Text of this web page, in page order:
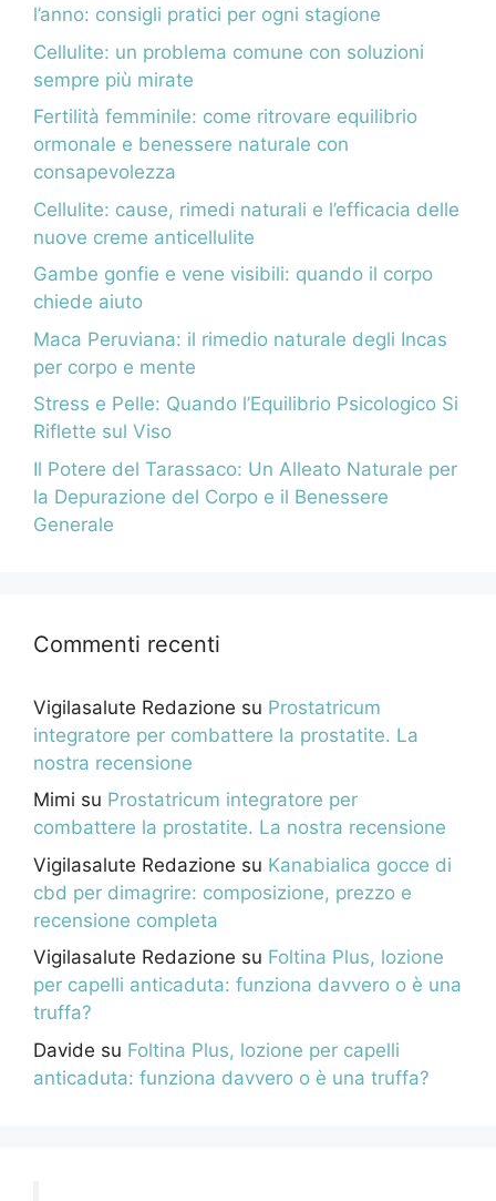
l’anno: consigli pratici per ogni stagione
Cellulite: un problema comune con soluzioni
sempre più mirate
Fertilità femminile: come ritrovare equilibrio
ormonale e benessere naturale con
consapevolezza
Cellulite: cause, rimedi naturali e l’efficacia delle
nuove creme anticellulite
Gambe gonfie e vene visibili: quando il corpo
chiede aiuto
Maca Peruviana: il rimedio naturale degli Incas
per corpo e mente
Stress e Pelle: Quando l’Equilibrio Psicologico Si
Riflette sul Viso
Il Potere del Tarassaco: Un Alleato Naturale per
la Depurazione del Corpo e il Benessere
Generale
Commenti recenti
Vigilasalute Redazione su Prostatricum
integratore per combattere la prostatite. La
nostra recensione
Mimi su Prostatricum integratore per
combattere la prostatite. La nostra recensione
Vigilasalute Redazione su Kanabialica gocce di
cbd per dimagrire: composizione, prezzo e
recensione completa
Vigilasalute Redazione su Foltina Plus, lozione
per capelli anticaduta: funziona davvero o è una
truffa?
Davide su Foltina Plus, lozione per capelli
anticaduta: funziona davvero o è una truffa?